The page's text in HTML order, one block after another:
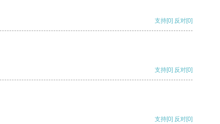
支持[0] 反对[0]
支持[0] 反对[0]
支持[0] 反对[0]